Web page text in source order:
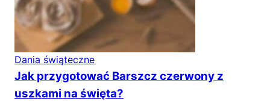
Dania świąteczne
Jak przygotować Barszcz czerwony z
uszkami na święta?